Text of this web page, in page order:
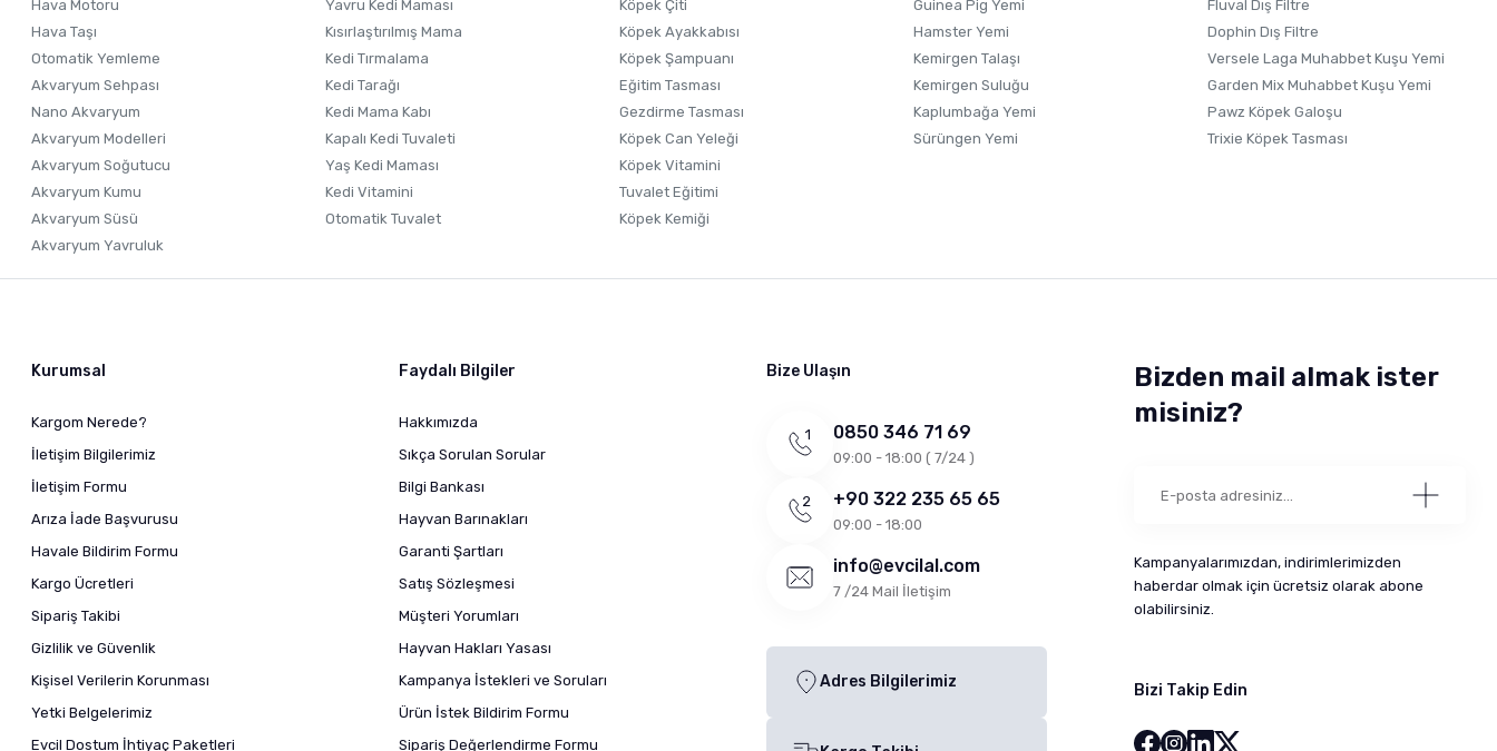
Gönder
Hava Motoru
Hava Taşı
Otomatik Yemleme
Akvaryum Sehpası
Nano Akvaryum
Akvaryum Modelleri
Akvaryum Soğutucu
Akvaryum Kumu
Akvaryum Süsü
Akvaryum Yavruluk
Yavru Kedi Maması
Kısırlaştırılmış Mama
Kedi Tırmalama
Kedi Tarağı
Kedi Mama Kabı
Kapalı Kedi Tuvaleti
Yaş Kedi Maması
Kedi Vitamini
Otomatik Tuvalet
Köpek Çiti
Köpek Ayakkabısı
Köpek Şampuanı
Eğitim Tasması
Gezdirme Tasması
Köpek Can Yeleği
Köpek Vitamini
Tuvalet Eğitimi
Köpek Kemiği
Guinea Pig Yemi
Hamster Yemi
Kemirgen Talaşı
Kemirgen Suluğu
Kaplumbağa Yemi
Sürüngen Yemi
Fluval Dış Filtre
Dophin Dış Filtre
Versele Laga Muhabbet Kuşu Yemi
Garden Mix Muhabbet Kuşu Yemi
Pawz Köpek Galoşu
Trixie Köpek Tasması
Kurumsal
Kargom Nerede?
İletişim Bilgilerimiz
İletişim Formu
Arıza İade Başvurusu
Havale Bildirim Formu
Kargo Ücretleri
Sipariş Takibi
Gizlilik ve Güvenlik
Kişisel Verilerin Korunması
Yetki Belgelerimiz
Evcil Dostum İhtiyaç Paketleri
Faydalı Bilgiler
Hakkımızda
Sıkça Sorulan Sorular
Bilgi Bankası
Hayvan Barınakları
Garanti Şartları
Satış Sözleşmesi
Müşteri Yorumları
Hayvan Hakları Yasası
Kampanya İstekleri ve Soruları
Ürün İstek Bildirim Formu
Sipariş Değerlendirme Formu
Bize Ulaşın
0850 346 71 69
09:00 - 18:00 ( 7/24 )
+90 322 235 65 65
09:00 - 18:00
info@evcilal.com
7 /24 Mail İletişim
Adres Bilgilerimiz
Bizden mail almak ister
misiniz?
Kampanyalarımızdan, indirimlerimizden
haberdar olmak için ücretsiz olarak abone
olabilirsiniz.
Bizi Takip Edin